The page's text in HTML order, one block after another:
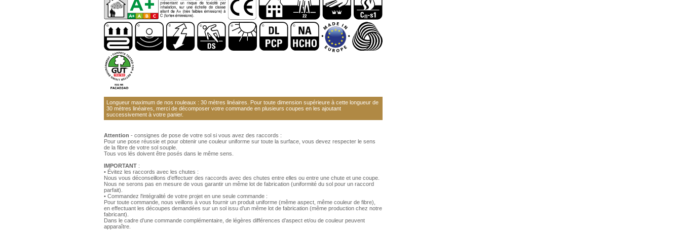
Longueur maximum de nos rouleaux : 30 mètres linéaires. Pour toute dimension supérieure à cette longueur de
30 mètres linéaires, merci de décomposer votre commande en plusieurs coupes en les ajoutant
successivement à votre panier.
Attention - consignes de pose de votre sol si vous avez des raccords :
Pour une pose réussie et pour obtenir une couleur uniforme sur toute la surface, vous devez respecter le sens
de la fibre de votre sol souple.
Tous vos lés doivent être posés dans le même sens.
IMPORTANT :
• Évitez les raccords avec les chutes :
Nous vous déconseillons d’effectuer des raccords avec des chutes entre elles ou entre une chute et une coupe.
Nous ne serons pas en mesure de vous garantir un même lot de fabrication (uniformité du sol pour un raccord
parfait).
• Commandez l'intégralité de votre projet en une seule commande :
Pour toute commande, nous veillons à vous fournir un produit uniforme (même aspect, même couleur de fibre),
en effectuant les découpes demandées sur un sol issu d’un même lot de fabrication (même production chez notre
fabricant).
Dans le cadre d’une commande complémentaire, de légères différences d’aspect et/ou de couleur peuvent
apparaître.